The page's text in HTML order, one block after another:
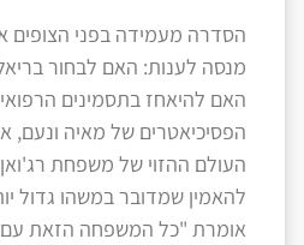
הסדרה מעמידה בפני
מנסה לענות: האם לבחור
האם להיאחז בתסמינים
הפסיכיאטרים של מאיה ונעם,
העולם ההזוי של משפחת
להאמין שמדובר במשהו גדול
אומרת "כל המשפחה הזאת עם